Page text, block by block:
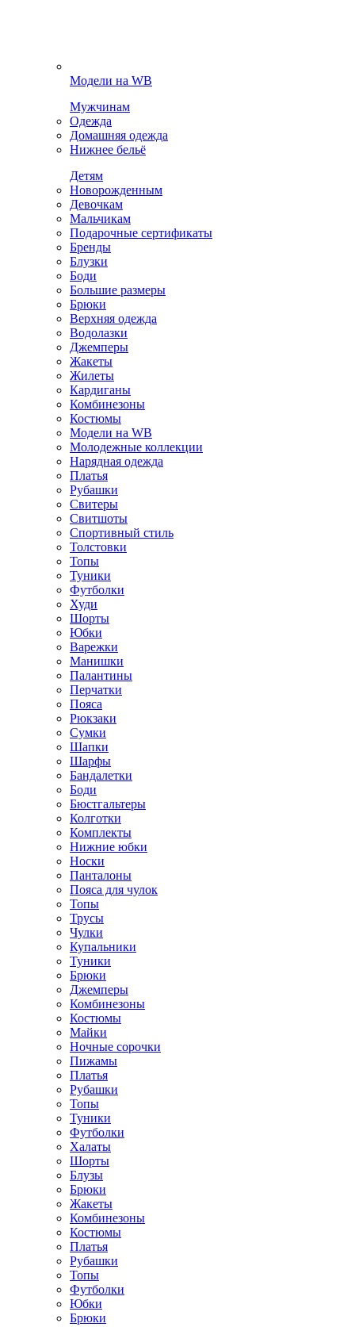
Модели на WB
Мужчинам
Одежда
Домашняя одежда
Нижнее бельё
Детям
Новорожденным
Девочкам
Мальчикам
Подарочные сертификаты
Бренды
Блузки
Боди
Большие размеры
Брюки
Верхняя одежда
Водолазки
Джемперы
Жакеты
Жилеты
Кардиганы
Комбинезоны
Костюмы
Модели на WB
Молодежные коллекции
Нарядная одежда
Платья
Рубашки
Свитеры
Свитшоты
Спортивный стиль
Толстовки
Топы
Туники
Футболки
Худи
Шорты
Юбки
Варежки
Манишки
Палантины
Перчатки
Пояса
Рюкзаки
Сумки
Шапки
Шарфы
Бандалетки
Боди
Бюстгальтеры
Колготки
Комплекты
Нижние юбки
Носки
Панталоны
Поясa для чулок
Топы
Трусы
Чулки
Купальники
Туники
Брюки
Джемперы
Комбинезоны
Костюмы
Майки
Ночные сорочки
Пижамы
Платья
Рубашки
Топы
Туники
Футболки
Халаты
Шорты
Блузы
Брюки
Жакеты
Комбинезоны
Костюмы
Платья
Рубашки
Топы
Футболки
Юбки
Брюки